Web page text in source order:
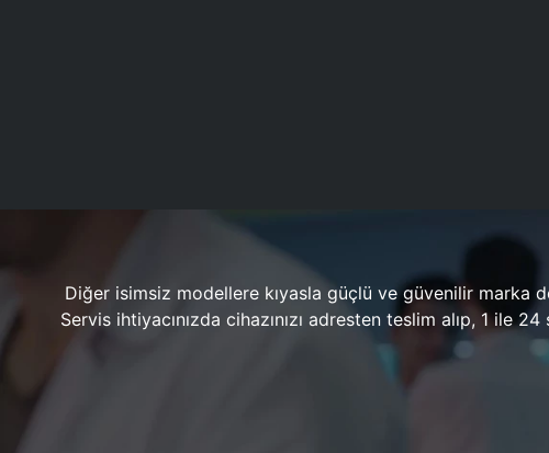
Diğer isimsiz modellere kıyasla güçlü ve güvenilir marka
Servis ihtiyacınızda cihazınızı adresten teslim alıp, 1 ile